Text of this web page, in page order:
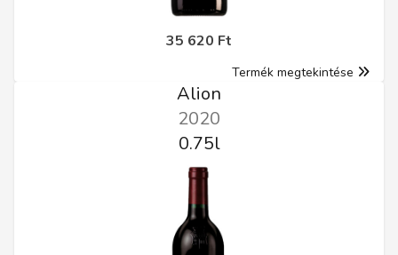
35 620 Ft
Termék megtekintése
Alion
2020
0.75l